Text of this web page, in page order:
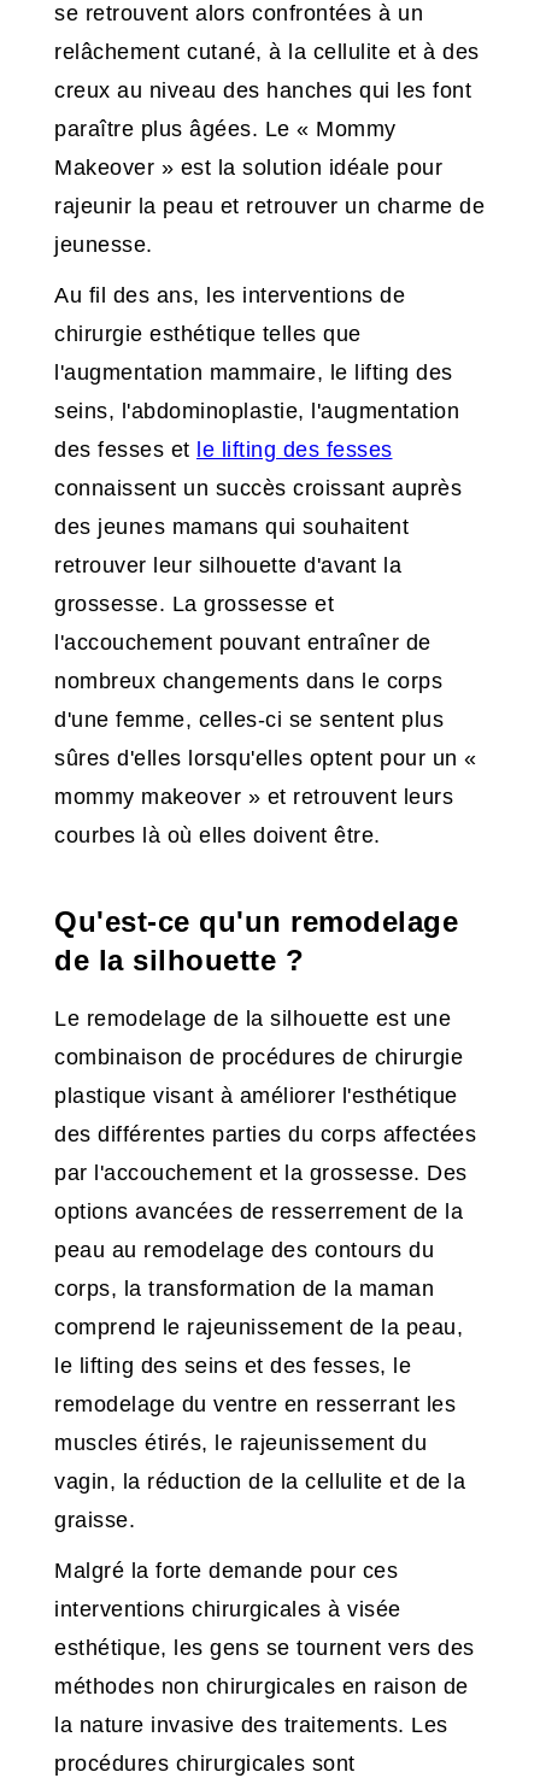
se retrouvent alors confrontées à un
relâchement cutané, à la cellulite et à des
creux au niveau des hanches qui les font
paraître plus âgées. Le « Mommy
Makeover » est la solution idéale pour
rajeunir la peau et retrouver un charme de
jeunesse.
Au fil des ans, les interventions de
chirurgie esthétique telles que
l'augmentation mammaire, le lifting des
seins, l'abdominoplastie, l'augmentation
des fesses et le lifting des fesses
connaissent un succès croissant auprès
des jeunes mamans qui souhaitent
retrouver leur silhouette d'avant la
grossesse. La grossesse et
l'accouchement pouvant entraîner de
nombreux changements dans le corps
d'une femme, celles-ci se sentent plus
sûres d'elles lorsqu'elles optent pour un «
mommy makeover » et retrouvent leurs
courbes là où elles doivent être.
Qu'est-ce qu'un remodelage
de la silhouette ?
Le remodelage de la silhouette est une
combinaison de procédures de chirurgie
plastique visant à améliorer l'esthétique
des différentes parties du corps affectées
par l'accouchement et la grossesse. Des
options avancées de resserrement de la
peau au remodelage des contours du
corps, la transformation de la maman
comprend le rajeunissement de la peau,
le lifting des seins et des fesses, le
remodelage du ventre en resserrant les
muscles étirés, le rajeunissement du
vagin, la réduction de la cellulite et de la
graisse.
Malgré la forte demande pour ces
interventions chirurgicales à visée
esthétique, les gens se tournent vers des
méthodes non chirurgicales en raison de
la nature invasive des traitements. Les
procédures chirurgicales sont